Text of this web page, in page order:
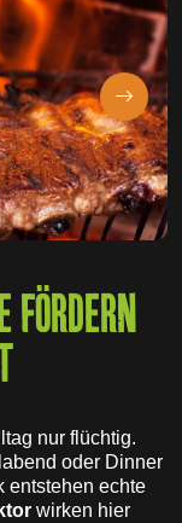
nur flüchtig.
oder Dinner
entstehen echte
wirken hier